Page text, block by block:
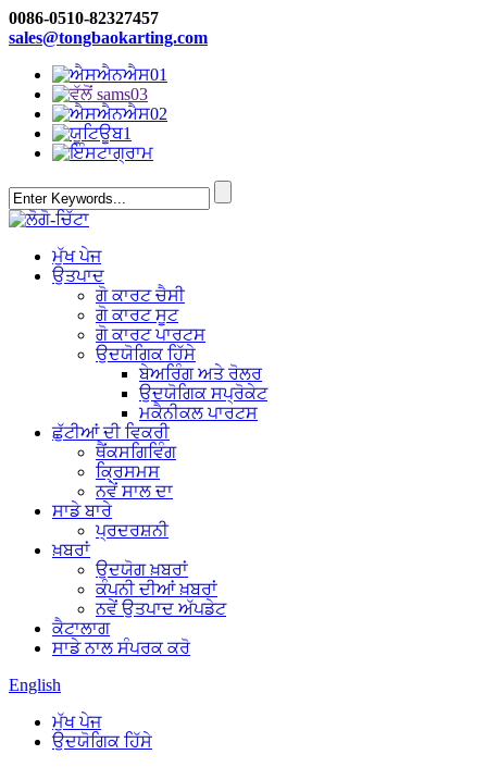
0086-0510-82327457
sales@tongbaokarting.com
ਮੁੱਖ ਪੇਜ
ਉਤਪਾਦ
ਗੋ ਕਾਰਟ ਚੈਸੀ
ਗੋ ਕਾਰਟ ਸੂਟ
ਗੋ ਕਾਰਟ ਪਾਰਟਸ
ਉਦਯੋਗਿਕ ਹਿੱਸੇ
ਬੇਅਰਿੰਗ ਅਤੇ ਰੋਲਰ
ਉਦਯੋਗਿਕ ਸਪ੍ਰੋਕੇਟ
ਮਕੈਨੀਕਲ ਪਾਰਟਸ
ਛੁੱਟੀਆਂ ਦੀ ਵਿਕਰੀ
ਥੈਂਕਸਗਿਵਿੰਗ
ਕ੍ਰਿਸਮਸ
ਨਵੇਂ ਸਾਲ ਦਾ
ਸਾਡੇ ਬਾਰੇ
ਪ੍ਰਦਰਸ਼ਨੀ
ਖ਼ਬਰਾਂ
ਉਦਯੋਗ ਖ਼ਬਰਾਂ
ਕੰਪਨੀ ਦੀਆਂ ਖ਼ਬਰਾਂ
ਨਵੇਂ ਉਤਪਾਦ ਅੱਪਡੇਟ
ਕੈਟਾਲਾਗ
ਸਾਡੇ ਨਾਲ ਸੰਪਰਕ ਕਰੋ
English
ਮੁੱਖ ਪੇਜ
ਉਦਯੋਗਿਕ ਹਿੱਸੇ